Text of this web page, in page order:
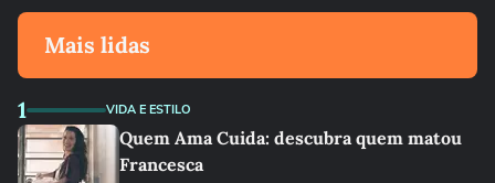
Mais lidas
1 VIDA E ESTILO
Quem Ama Cuida: descubra quem matou
Francesca